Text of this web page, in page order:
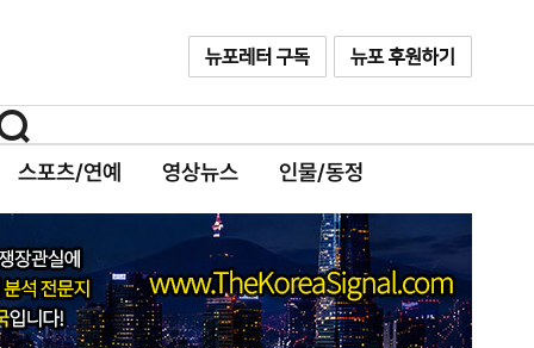
스포츠/연예 영상뉴스 인물/동정